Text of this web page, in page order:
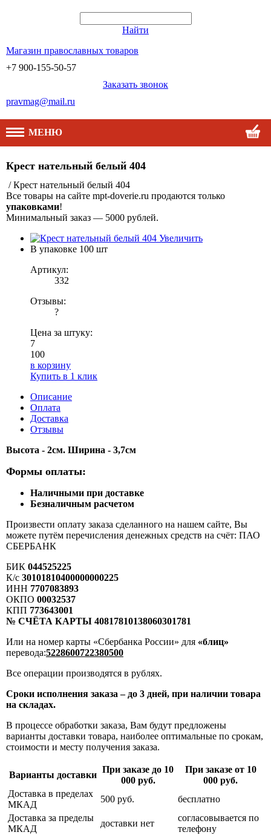
Найти
Магазин православных товаров
+7 900-155-50-57
Заказать звонок
pravmag@mail.ru
МЕНЮ
Крест нательный белый 404
/ Крест нательный белый 404
Все товары на сайте mpt-doverie.ru продаются только
упаковками!
Минимальный заказ — 5000 рублей.
Увеличить
В упаковке 100 шт
Артикул:
332
Отзывы:
?
Цена за штуку:
7
100
в корзину
Купить в 1 клик
Описание
Оплата
Доставка
Отзывы
Высота - 2см. Ширина - 3,7см
Формы оплаты:
Наличными при доставке
Безналичным расчетом
Произвести оплату заказа сделанного на нашем сайте, Вы
можете путём перечисления денежных средств на счёт: ПАО
СБЕРБАНК
БИК 044525225
К/с 30101810400000000225
ИНН 7707083893
ОКПО 00032537
КПП 773643001
№ СЧЁТА КАРТЫ 40817810138060301781
Или на номер карты «Сбербанка России» для «блиц»
перевода:5228600722380500
Все операции производятся в рублях.
Сроки исполнения заказа – до 3 дней, при наличии товара
на складах.
В процессе обработки заказа, Вам будут предложены
варианты доставки товара, наиболее оптимальные по срокам,
стоимости и месту получения заказа.
Варианты доставки
При заказе до 10
000 руб.
При заказе от 10
000 руб.
Доставка в пределах
МКАД
500 руб.
бесплатно
Доставка за пределы
МКАД
доставки нет
согласовывается по
телефону